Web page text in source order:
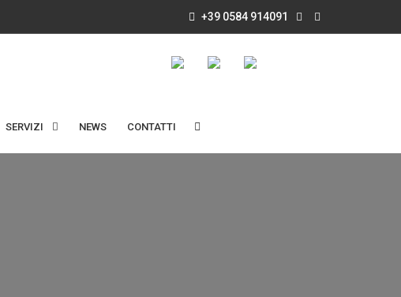
+39 0584 914091
SERVIZI NEWS CONTATTI